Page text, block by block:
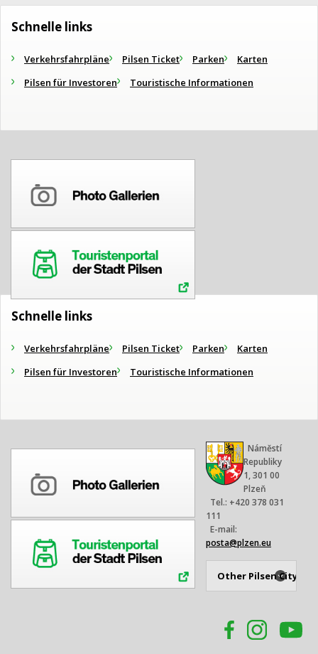
Schnelle links
Verkehrsfahrpläne Pilsen Ticket Parken
Karten
Pilsen für Investoren
Touristische Informationen
Schnelle links
Verkehrsfahrpläne Pilsen Ticket Parken
Karten
Pilsen für Investoren
Touristische Informationen
Náměstí
Republiky
1, 301 00
Plzeň
Tel.: +420 378 031
111
E-mail:
posta@plzen.eu